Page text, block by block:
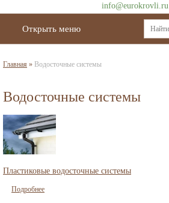
info@eurokrovli.ru
Открыть меню
Главная » Водосточные системы
Водосточные системы
Пластиковые водосточные системы
Подробнее